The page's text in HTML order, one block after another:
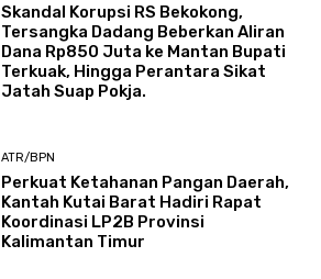
Skandal Korupsi RS Bekokong,
Tersangka Dadang Beberkan Aliran
Dana Rp850 Juta ke Mantan Bupati
Terkuak, Hingga Perantara Sikat
Jatah Suap Pokja.
ATR/BPN
Perkuat Ketahanan Pangan Daerah,
Kantah Kutai Barat Hadiri Rapat
Koordinasi LP2B Provinsi
Kalimantan Timur